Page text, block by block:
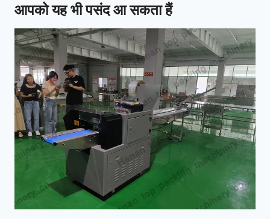
आपको यह भी पसंद आ सकता हैं